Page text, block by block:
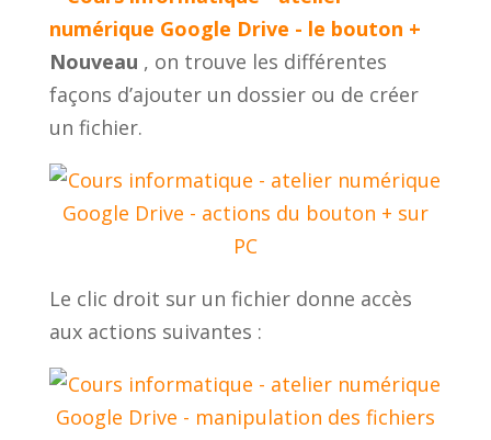
Nouveau , on trouve les différentes
façons d’ajouter un dossier ou de créer
un fichier.
Le clic droit sur un fichier donne accès
aux actions suivantes :